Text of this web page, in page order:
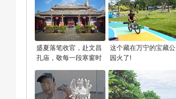
盛夏落笔收官，赴文昌
孔庙，敬每一段寒窗时
这个藏在万宁的宝藏公
园火了!